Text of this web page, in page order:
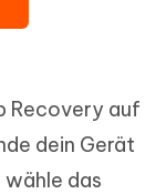
Recovery auf
dein Gerät
wähle das